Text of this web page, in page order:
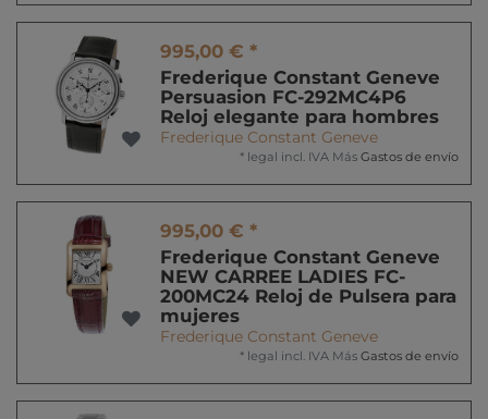
995,00 € *
Frederique Constant Geneve
Persuasion FC-292MC4P6
Reloj elegante para hombres
Frederique Constant Geneve
* legal incl. IVA Más Gastos de envío
995,00 € *
Frederique Constant Geneve
NEW CARREE LADIES FC-
200MC24 Reloj de Pulsera para
mujeres
Frederique Constant Geneve
* legal incl. IVA Más Gastos de envío